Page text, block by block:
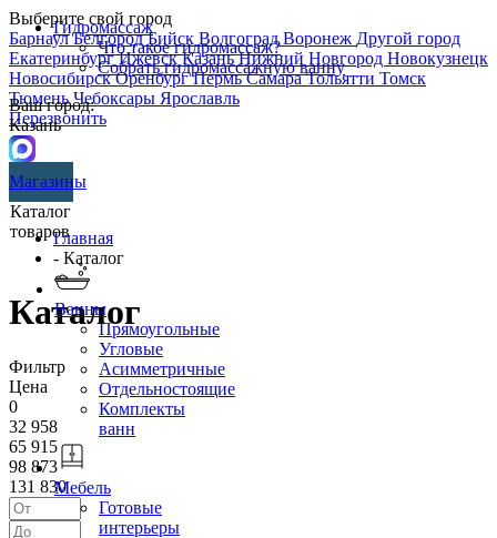
Выберите свой город
БарнаулБелгородБийск ВолгоградВоронеж Другой город
ЕкатеринбургИжевскКазаньНижний Новгород Новокузнецк
НовосибирскОренбургПермьСамараТольятти Томск
ТюменьЧебоксары Ярославль
Перезвонить
Гидромассаж
Что такое гидромассаж?
Собрать гидромассажную ванну
Ваш город:
Казань
Магазины
Каталог
товаров
Ванны
Прямоугольные
Угловые
Асимметричные
Отдельностоящие
Комплекты
ванн
Мебель
Готовые
интерьеры
Главная
- Каталог
Каталог
Фильтр
Цена
0
32 958
65 915
98 873
131 830